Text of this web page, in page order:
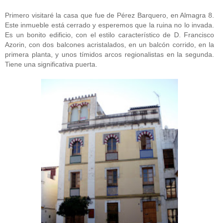
Primero visitaré la casa que fue de Pérez Barquero, en Almagra 8.
Este inmueble está cerrado y esperemos que la ruina no lo invada.
Es un bonito edificio, con el estilo característico de D. Francisco
Azorin, con dos balcones acristalados, en un balcón corrido, en la
primera planta, y unos tímidos arcos regionalistas en la segunda.
Tiene una significativa puerta.